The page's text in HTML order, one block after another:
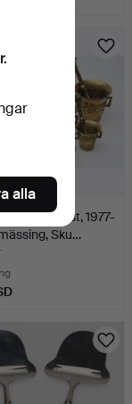
10 st, 1977-
Sku…
alla